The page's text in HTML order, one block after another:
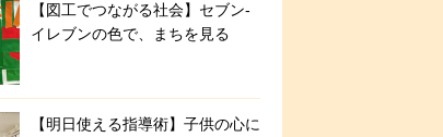
【図工でつながる社会】セブン‐
イレブンの色で、まちを見る
【明日使える指導術】子供の心に